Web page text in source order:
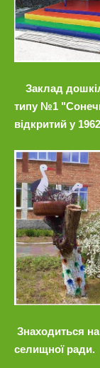
Заклад
типу №1
відкритий у
Знаходиться на
селищної ради.